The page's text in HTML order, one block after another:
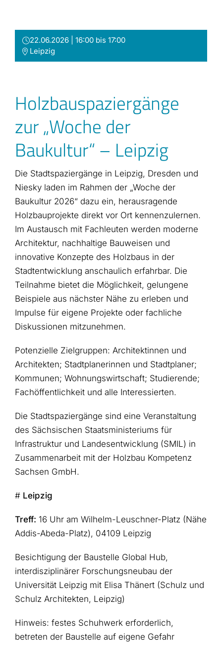
springen
22.06.2026 | 16:00 bis 17:00
Leipzig
Holzbauspaziergänge
zur „Woche der
Baukultur“ – Leipzig
Die Stadtspaziergänge in Leipzig, Dresden und
Niesky laden im Rahmen der „Woche der
Baukultur 2026“ dazu ein, herausragende
Holzbauprojekte direkt vor Ort kennenzulernen.
Im Austausch mit Fachleuten werden moderne
Architektur, nachhaltige Bauweisen und
innovative Konzepte des Holzbaus in der
Stadtentwicklung anschaulich erfahrbar. Die
Teilnahme bietet die Möglichkeit, gelungene
Beispiele aus nächster Nähe zu erleben und
Impulse für eigene Projekte oder fachliche
Diskussionen mitzunehmen.
Potenzielle Zielgruppen: Architektinnen und
Architekten; Stadtplanerinnen und Stadtplaner;
Kommunen; Wohnungswirtschaft; Studierende;
Fachöffentlichkeit und alle Interessierten.
Die Stadtspaziergänge sind eine Veranstaltung
des Sächsischen Staatsministeriums für
Infrastruktur und Landesentwicklung (SMIL) in
Zusammenarbeit mit der Holzbau Kompetenz
Sachsen GmbH.
# Leipzig
Treff: 16 Uhr am Wilhelm-Leuschner-Platz (Nähe
Addis-Abeda-Platz), 04109 Leipzig
Besichtigung der Baustelle Global Hub,
interdisziplinärer Forschungsneubau der
Universität Leipzig mit Elisa Thänert (Schulz und
Schulz Architekten, Leipzig)
Hinweis: festes Schuhwerk erforderlich,
betreten der Baustelle auf eigene Gefahr